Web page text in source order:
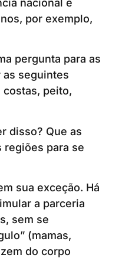
nacional e
por exemplo,
pergunta para as
seguintes
costas, peito,
disso? Que as
regiões para se
sua exceção. Há
a parceria
sem se
(mamas,
do corpo